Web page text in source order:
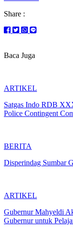
Share :
Baca Juga
ARTIKEL
Satgas Indo RDB
Police Contingent
BERITA
Disperindag Sumbar
ARTIKEL
Gubernur Mahyeldi
Gubernur untuk